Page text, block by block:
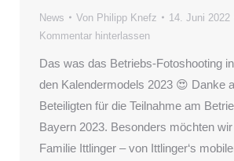
News Von Philipp Knefz
14. Juni 2022
Kommentar hinterlassen
Das was das Betriebs-Fotoshooting
den Kalendermodels 2023 😍 Danke
Beteiligten für die Teilnahme am
Bayern 2023. Besonders möchten
Familie Ittlinger – von Ittlinger‘s